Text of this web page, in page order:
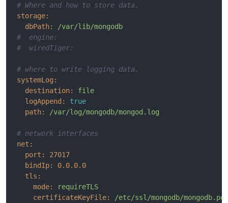
# Where and how to store data.
storage:
dbPath:
/var/lib/mongodb
#  engine:
#  wiredTiger:
# where to write logging data.
systemLog:
destination:
file
logAppend:
true
path:
/var/log/mongodb/mongod.log
# network interfaces
net:
port:
27017
bindIp:
0.0.0.0
tls:
mode:
requireTLS
certificateKeyFile:
/etc/ssl/mongodb/mongodb.pem